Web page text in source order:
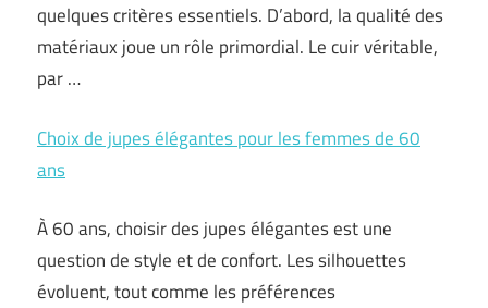
quelques critères essentiels. D’abord, la qualité des
matériaux joue un rôle primordial. Le cuir véritable,
par …
Choix de jupes élégantes pour les femmes de 60
ans
À 60 ans, choisir des jupes élégantes est une
question de style et de confort. Les silhouettes
évoluent, tout comme les préférences